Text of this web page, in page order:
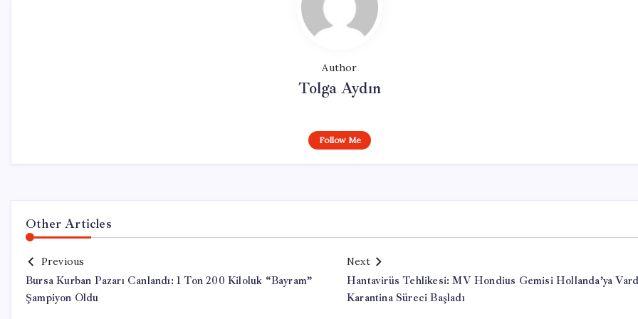
Author
Tolga Aydın
Follow Me
Other Articles
Previous
Bursa Kurban Pazarı Canlandı: 1 Ton 200 Kiloluk “Bayram”
Şampiyon Oldu
Next
Hantavirüs Tehlikesi: MV Hondius Gemisi Hollanda’ya
Karantina Süreci Başladı